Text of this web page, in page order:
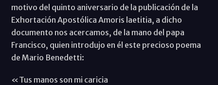
motivo del quinto aniversario de la publicación de la
Exhortación Apostólica Amoris laetitia, a dicho
documento nos acercamos, de la mano del papa
Francisco, quien introdujo en él este precioso poema
de Mario Benedetti:
«Tus manos son mi caricia